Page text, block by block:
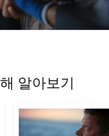
알아보기